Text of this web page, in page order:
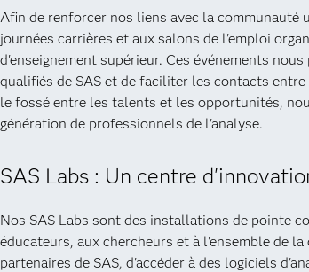
Afin de renforcer nos liens avec la
journées carrières et aux salons de l'emploi
d'enseignement supérieur. Ces événements
qualifiés de SAS et de faciliter les contacts
le fossé entre les talents et les opportunités,
génération de professionnels de l'analyse.
SAS Labs : Un centre
Nos SAS Labs sont des installations de pointe
éducateurs, aux chercheurs et à l'ensemble de
partenaires de SAS, d'accéder à des logiciels